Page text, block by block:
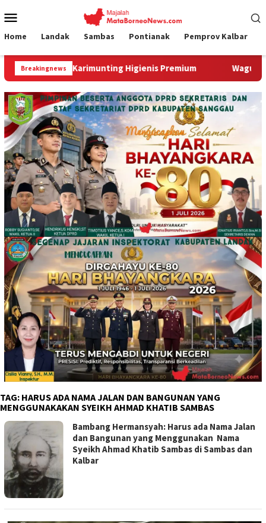
ke
Mobile
Home Landak Sambas Pontianak Pemprov Kalbar
BreakingnewsHigienis Premium Wagub Krisantus
TAG: HARUS ADA NAMA JALAN DAN BANGUNAN YANG
MENGGUNAKAKAN SYEIKH AHMAD KHATIB SAMBAS
Bambang Hermansyah: Harus ada Nama Jalan
dan Bangunan yang Menggunakan Nama
Syeikh Ahmad Khatib Sambas di Sambas dan
Kalbar